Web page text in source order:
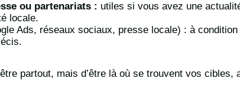
ou partenariats : utiles si vous avez une
locale.
Ads, réseaux sociaux, presse locale) : à condition
partout, mais d’être là où se trouvent vos cibles,